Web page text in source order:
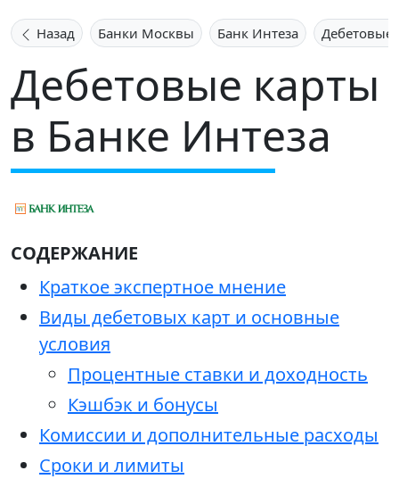
Назад Банки Москвы Банк Интеза Дебетовые
Дебетовые карты
в Банке Интеза
СОДЕРЖАНИЕ
Краткое экспертное мнение
Виды дебетовых карт и основные
условия
Процентные ставки и доходность
Кэшбэк и бонусы
Комиссии и дополнительные расходы
Сроки и лимиты